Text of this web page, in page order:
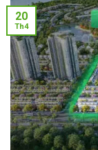
20
Th4